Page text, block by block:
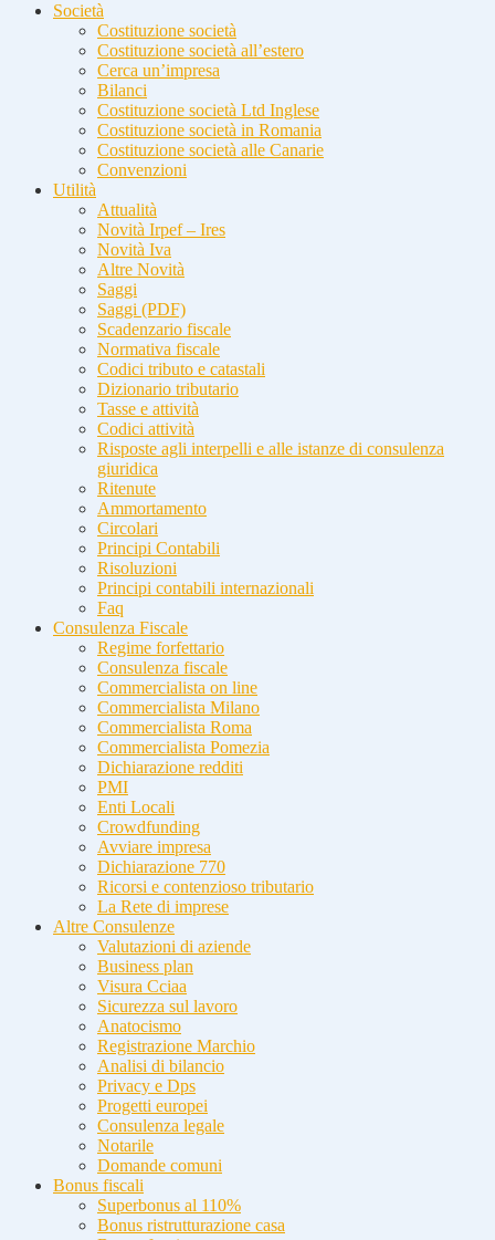
Società
Costituzione società
Costituzione società all’estero
Cerca un’impresa
Bilanci
Costituzione società Ltd Inglese
Costituzione società in Romania
Costituzione società alle Canarie
Convenzioni
Utilità
Attualità
Novità Irpef – Ires
Novità Iva
Altre Novità
Saggi
Saggi (PDF)
Scadenzario fiscale
Normativa fiscale
Codici tributo e catastali
Dizionario tributario
Tasse e attività
Codici attività
Risposte agli interpelli e alle istanze di consulenza
giuridica
Ritenute
Ammortamento
Circolari
Principi Contabili
Risoluzioni
Principi contabili internazionali
Faq
Consulenza Fiscale
Regime forfettario
Consulenza fiscale
Commercialista on line
Commercialista Milano
Commercialista Roma
Commercialista Pomezia
Dichiarazione redditi
PMI
Enti Locali
Crowdfunding
Avviare impresa
Dichiarazione 770
Ricorsi e contenzioso tributario
La Rete di imprese
Altre Consulenze
Valutazioni di aziende
Business plan
Visura Cciaa
Sicurezza sul lavoro
Anatocismo
Registrazione Marchio
Analisi di bilancio
Privacy e Dps
Progetti europei
Consulenza legale
Notarile
Domande comuni
Bonus fiscali
Superbonus al 110%
Bonus ristrutturazione casa